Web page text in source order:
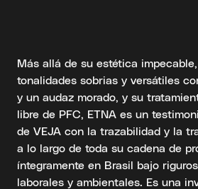
Más allá de su estética
tonalidades sobrias y versátiles
y un audaz morado, y su
libre de PFC, ETNA es un
de VEJA con la trazabilidad y la
a lo largo de toda su cadena de
íntegramente en Brasil bajo
laborales y ambientales. Es una